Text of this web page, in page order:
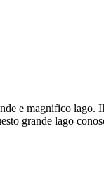
e magnifico lago.
grande lago